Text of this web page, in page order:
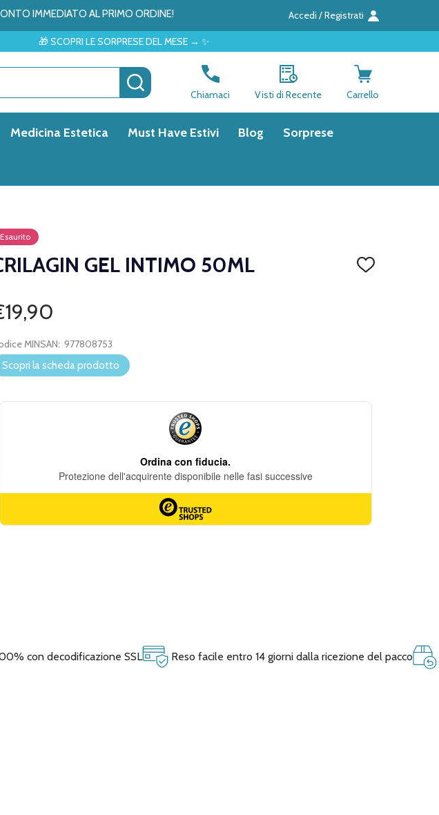
IMMEDIATO AL PRIMO ORDINE! Accedi / Registrati
LE SORPRESE DEL MESE → ✨
CERCA
Chiamaci Visti di Recente Carrello
Medicina Estetica Must Have Estivi Blog Sorprese
Esaurito
GEL INTIMO 50ML
AGGIUNGI
MINSAN: 977808753
Scopri la scheda prodotto
con decodificazione SSL Reso facile entro 14 giorni dalla ricezione del pacco